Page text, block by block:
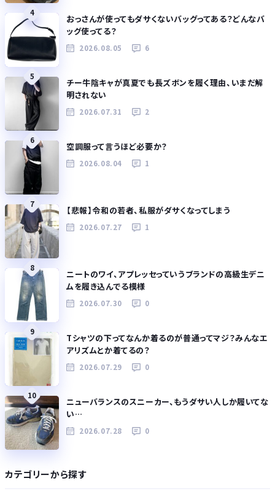
4
おっさんが使ってもダサくないバッグってある？どんなバ
ッグ使ってる？
2026.08.05 6
5
チー牛陰キャが真夏でも長ズボンを履く理由、いまだ解
明されない
2026.07.31 2
6
空調服って言うほど必要か？
2026.08.04 1
7
【悲報】令和の若者、私服がダサくなってしまう
2026.07.27 1
8
ニートのワイ、アプレッセっていうブランドの高級生デニ
ムを履き込んでる模様
2026.07.30 0
9
Tシャツの下ってなんか着るのが普通ってマジ？みんなエ
アリズムとか着てるの？
2026.07.29 0
10
ニューバランスのスニーカー、もうダサい人しか履いてな
い…
2026.07.28 0
カテゴリーから探す